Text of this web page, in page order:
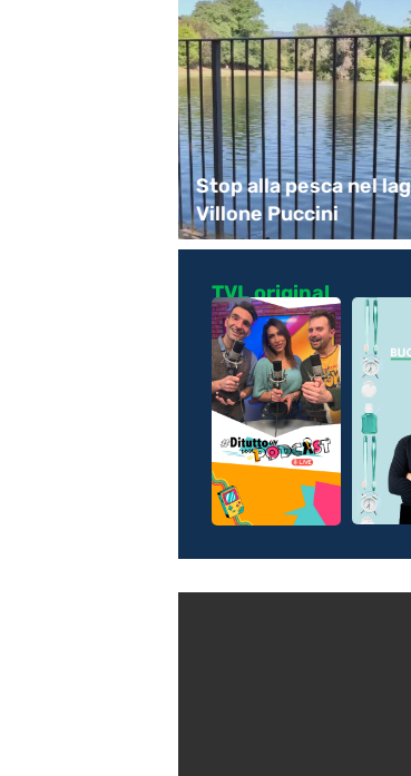
Stop alla pesca nel
Villone Puccini
TVL original